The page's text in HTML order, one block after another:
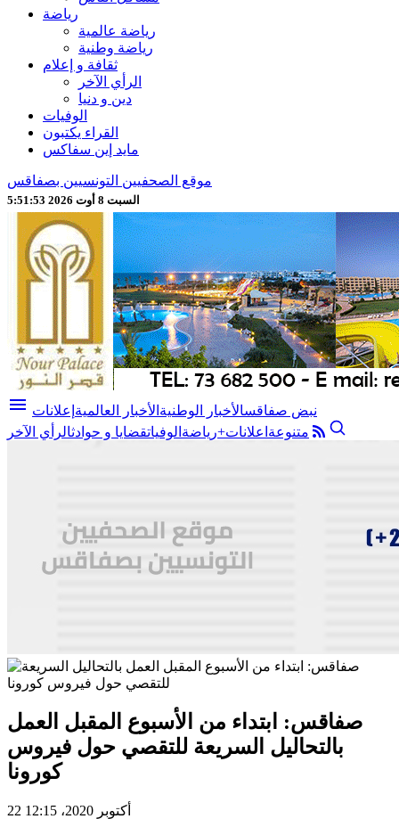
رياضة
رياضة عالمية
رياضة وطنية
ثقافة و إعلام
الرأي الآخر
دين و دنيا
الوفيات
القراء يكتبون
مايد إين سفاكس
موقع الصحفيين التونسيين بصفاقس
السبت 8 أوت 2026 5:51:55
menu نبض صفاقسالأخبار الوطنية الأخبار العالمية إعلانات
متنوعة اعلانات+رياضة الوفياتقضايا و حوادثالرأي الآخر
صفاقس: ابتداء من الأسبوع المقبل العمل
بالتحاليل السريعة للتقصي حول فيروس
كورونا
22 أكتوبر 2020، 12:15